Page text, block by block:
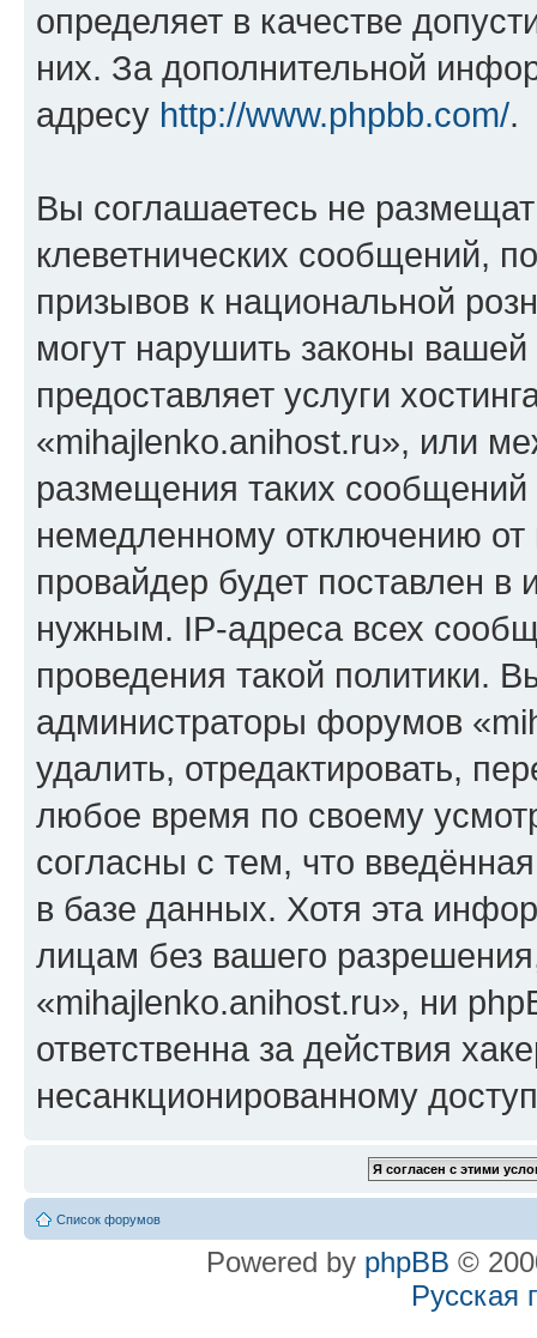
определяет в качестве
них. За дополнительной
адресу http://www.phpbb.com/.
Вы соглашаетесь не
клеветнических сообщений,
призывов к национальной
могут нарушить законы
предоставляет услуги
«mihajlenko.anihost.ru», или
размещения таких
немедленному отключению
провайдер будет поставлен в
нужным. IP-адреса всех
проведения такой политики.
администраторы форумов
удалить, отредактировать,
любое время по своему
согласны с тем, что
в базе данных. Хотя эта
лицам без вашего
«mihajlenko.anihost.ru», ни
ответственна за действия
несанкционированному
Список форумов
Powered by phpBB ©
Русская